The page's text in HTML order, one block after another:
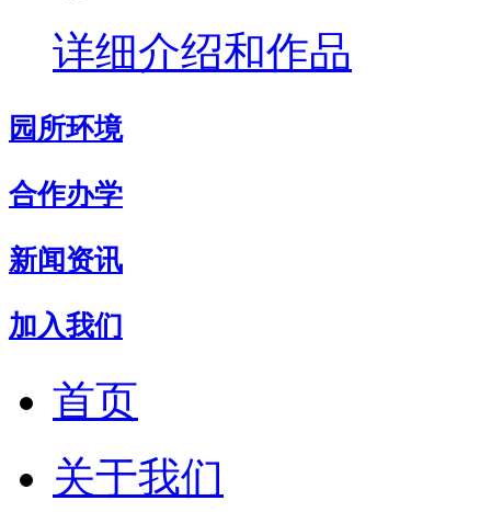
详细介绍和作品
园所环境
合作办学
新闻资讯
加入我们
首页
关于我们